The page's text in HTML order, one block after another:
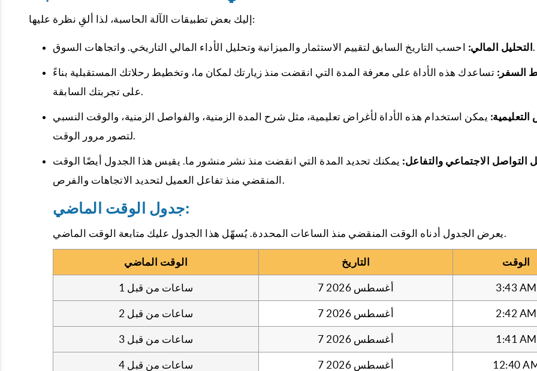
إليك بعض تطبيقات الآلة الحاسبة، لذا ألقِ نظرة عليها:
التحليل المالي:احسب التاريخ السابق لتقييم الاستثمار والميزانية وتحليل الأداء المالي التاريخي. واتجاهات السوق.
السفر: تساعدك هذه الأداة على معرفة المدة التي انقضت منذ زيارتك لمكان ما، وتخطيط رحلاتك المستقبلية بناءً
على تجربتك السابقة.
يمكن استخدام هذه الأداة لأغراض تعليمية، مثل شرح المدة الزمنية، والفواصل الزمنية، والوقت النسبي
لتصور مرور الوقت.
التواصل الاجتماعي والتفاعل: يمكنك تحديد المدة التي انقضت منذ نشر منشور ما. يقيس هذا الجدول أيضًا الوقت
المنقضي منذ تفاعل العميل لتحديد الاتجاهات والفرص.
جدول الوقت الماضي:
يعرض الجدول أدناه الوقت المنقضي منذ الساعات المحددة. يُسهّل هذا الجدول عليك متابعة الوقت الماضي.
الوقت الماضي التاريخ الوقت
1 ساعات من قبل 7 أغسطس 2026 3:43 AM
2 ساعات من قبل 7 أغسطس 2026 2:42 AM
3 ساعات من قبل 7 أغسطس 2026 1:41 AM
4 ساعات من قبل 7 أغسطس 2026 12:40